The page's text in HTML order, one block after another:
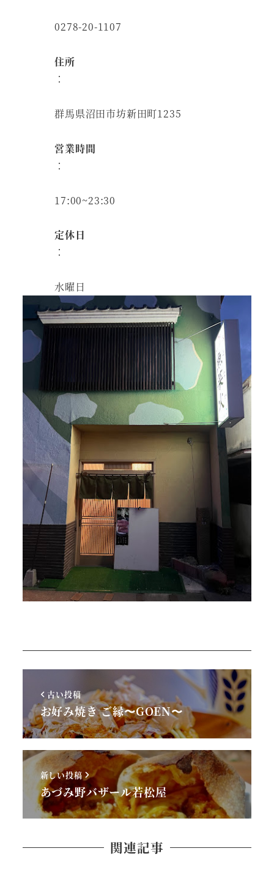
0278-20-1107
住所
：
群馬県沼田市坊新田町1235
営業時間
：
17:00~23:30
定休日
：
水曜日
古い投稿
お好み焼き ご縁〜GOEN〜
新しい投稿
あづみ野バザール若松屋
関連記事